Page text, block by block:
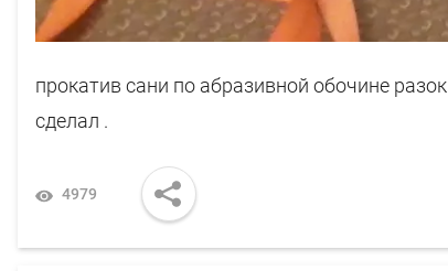
прокатив сани по абразивной обочине
сделал .
4979